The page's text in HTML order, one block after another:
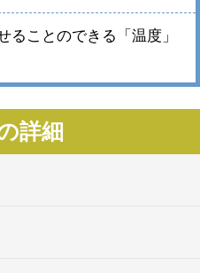
ることのできる「温度」
詳細